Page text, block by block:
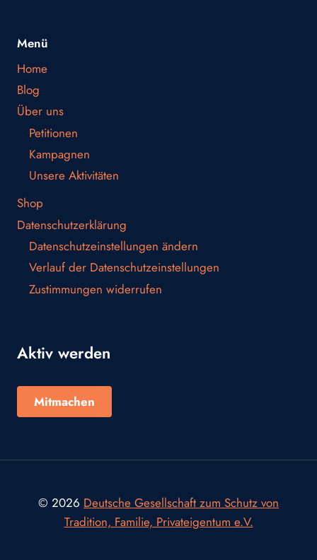
Menü
Home
Blog
Über uns
Petitionen
Kampagnen
Unsere Aktivitäten
Shop
Datenschutzerklärung
Datenschutzeinstellungen ändern
Verlauf der Datenschutzeinstellungen
Zustimmungen widerrufen
Aktiv werden
Mitmachen
© 2026 Deutsche Gesellschaft zum Schutz von
Tradition, Familie, Privateigentum e.V.